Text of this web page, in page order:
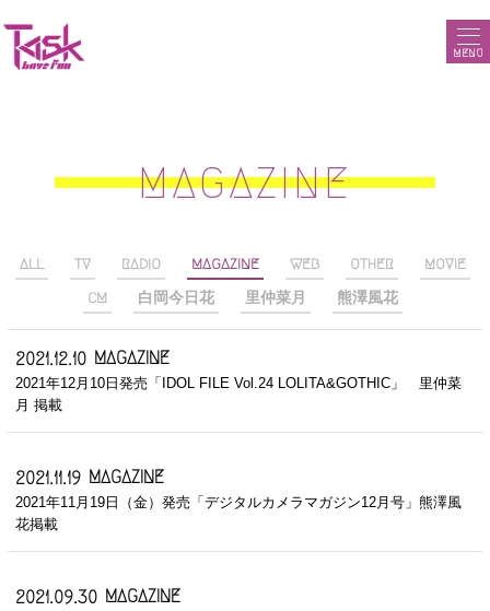
MENU
MAGAZINE
ALL TV RADIO MAGAZINE WEB OTHER MOVIE
CM 白岡今日花 里仲菜月 熊澤風花
2021.12.10 MAGAZINE
2021年12月10日発売「IDOL FILE Vol.24 LOLITA&GOTHIC」 里仲菜
月 掲載
2021.11.19 MAGAZINE
2021年11月19日（金）発売「デジタルカメラマガジン12月号」熊澤風
花掲載
2021.09.30 MAGAZINE